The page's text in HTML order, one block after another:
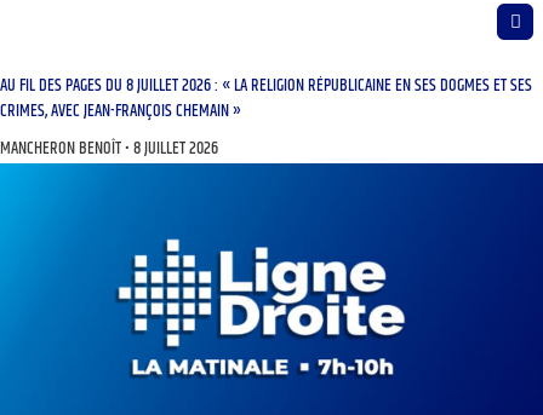
AU FIL DES PAGES DU 8 JUILLET 2026 : « LA RELIGION RÉPUBLICAINE EN SES DOGMES ET SES
CRIMES, AVEC JEAN-FRANÇOIS CHEMAIN »
MANCHERON BENOÎT 8 JUILLET 2026